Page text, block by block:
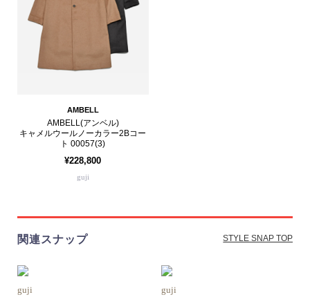
AMBELL
AMBELL(アンベル)
キャメルウールノーカラー2Bコー
ト 00057(3)
¥228,800
guji
関連スナップ STYLE SNAP TOP
guji guji